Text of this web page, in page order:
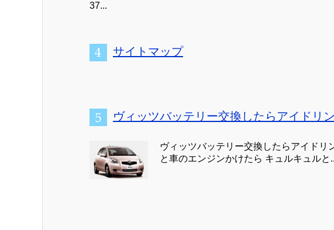
37...
サイトマップ
ヴィッツバッテリー交換したらアイドリ
ヴィッツバッテリー交換したらアイド
と車のエンジンかけたら キュルキュルと